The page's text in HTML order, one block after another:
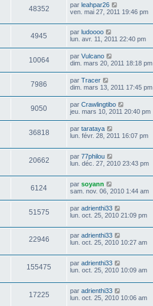
48352 par leahpar26
ven. mai 27, 2011 19:46 pm
4945 par ludoooo
lun. avr. 11, 2011 22:40 pm
10064 par Vulcano
dim. mars 20, 2011 18:18 pm
7986 par Tracer
dim. mars 13, 2011 17:45 pm
9050 par Crawlingtibo
jeu. mars 10, 2011 20:40 pm
36818 par tarataya
lun. févr. 28, 2011 16:07 pm
20662 par 77philou
lun. déc. 27, 2010 23:43 pm
6124 par soyann
sam. nov. 06, 2010 1:44 am
51575 par adrienthi33
lun. oct. 25, 2010 21:09 pm
22946 par adrienthi33
lun. oct. 25, 2010 10:27 am
155475 par adrienthi33
lun. oct. 25, 2010 10:09 am
17225 par adrienthi33
lun. oct. 25, 2010 10:06 am